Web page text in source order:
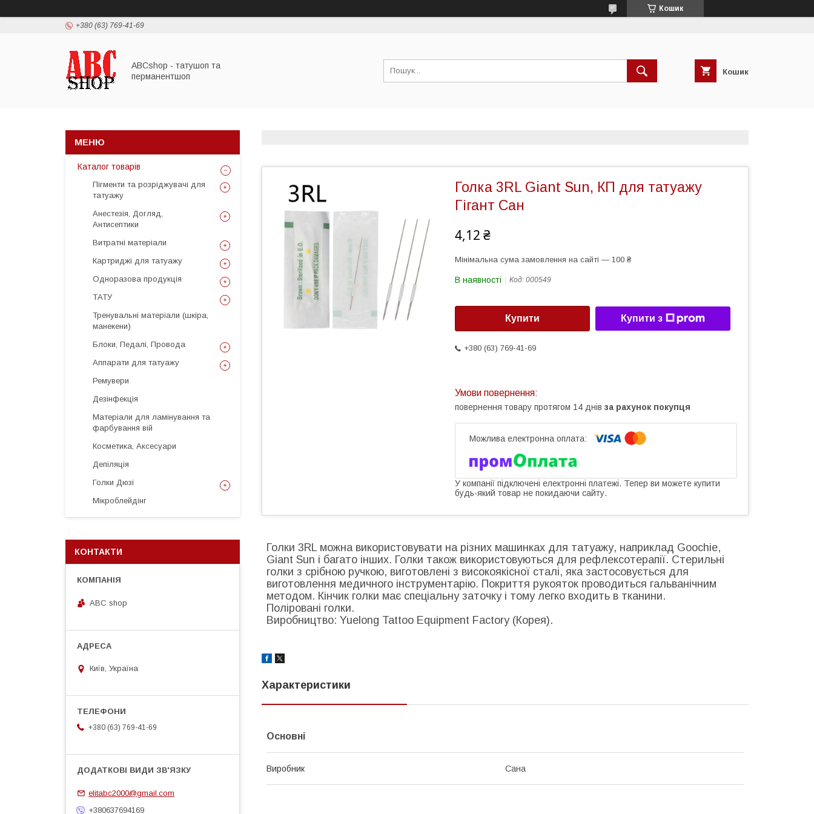
Кошик
+380 (63) 769-41-69
ABCshop - татушоп та
перманентшоп
Кошик
Голка 3RL Giant Sun, КП для татуажу
Гігант Сан
4,12 ₴
Мінімальна сума замовлення на сайті — 100 ₴
В наявності Код: 000549
Купити Купити з
+380 (63) 769-41-69
повернення товару протягом 14 днів за рахунок покупця
У компанії підключені електронні платежі. Тепер ви можете купити
будь-який товар не покидаючи сайту.
Голки 3RL можна використовувати на різних машинках для татуажу, наприклад Goochie,
Giant Sun і багато інших. Голки також використовуються для рефлексотерапії. Стерильні
голки з срібною ручкою, виготовлені з високоякісної сталі, яка застосовується для
виготовлення медичного інструментарію. Покриття рукояток проводиться гальванічним
методом. Кінчик голки має спеціальну заточку і тому легко входить в тканини.
Поліровані голки.
Виробництво: Yuelong Tattoo Equipment Factory (Корея).
Характеристики
Основні
Виробник Сана
Каталог товарів
Пігменти та розріджувачі для
татуажу
Анестезія, Догляд,
Антисептики
Витратні матеріали
Картриджі для татуажу
Одноразова продукція
ТАТУ
Тренувальні матеріали (шкіра,
манекени)
Блоки, Педалі, Провода
Аппарати для татуажу
Ремувери
Дезінфекція
Матеріали для ламінування та
фарбування вій
Косметика, Аксесуари
Депіляція
Голки Дюзі
Мікроблейдінг
КОНТАКТИ
ABC shop
Київ, Україна
+380 (63) 769-41-69
elitabc2000@gmail.com
+380637694169